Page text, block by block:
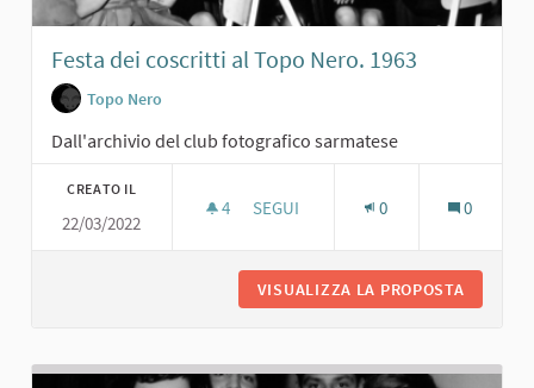
Festa dei coscritti al Topo Nero. 1963
Topo Nero
Dall'archivio del club fotografico sarmatese
CREATO IL
22/03/2022
4 4 SOSTENITORI
SEGUI 0 0
VISUALIZZA LA PROPOSTA